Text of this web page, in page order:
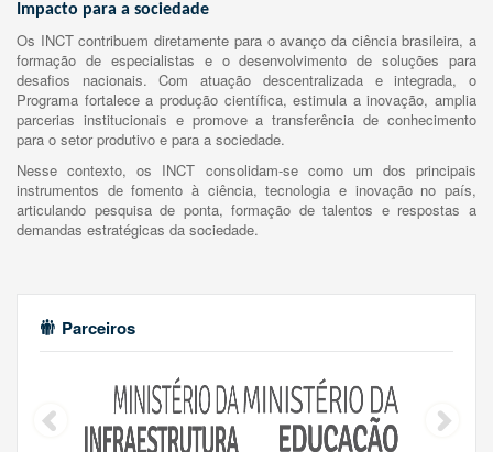
Impacto para a sociedade
Os INCT contribuem diretamente para o avanço da ciência brasileira, a
formação de especialistas e o desenvolvimento de soluções para
desafios nacionais. Com atuação descentralizada e integrada, o
Programa fortalece a produção científica, estimula a inovação, amplia
parcerias institucionais e promove a transferência de conhecimento
para o setor produtivo e para a sociedade.
Nesse contexto, os INCT consolidam-se como um dos principais
instrumentos de fomento à ciência, tecnologia e inovação no país,
articulando pesquisa de ponta, formação de talentos e respostas a
demandas estratégicas da sociedade.
Parceiros